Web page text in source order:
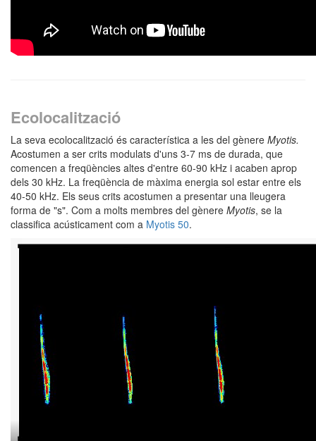
Ecolocalització
La seva ecolocalització és característica a les del gènere Myotis.
Acostumen a ser crits modulats d'uns 3-7 ms de durada, que
comencen a freqüències altes d'entre 60-90 kHz i acaben aprop
dels 30 kHz. La freqüència de màxima energia sol estar entre els
40-50 kHz. Els seus crits acostumen a presentar una lleugera
forma de "s". Com a molts membres del gènere Myotis, se la
classifica acústicament com a Myotis 50.